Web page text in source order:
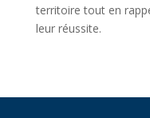
territoire tout en
leur réussite.